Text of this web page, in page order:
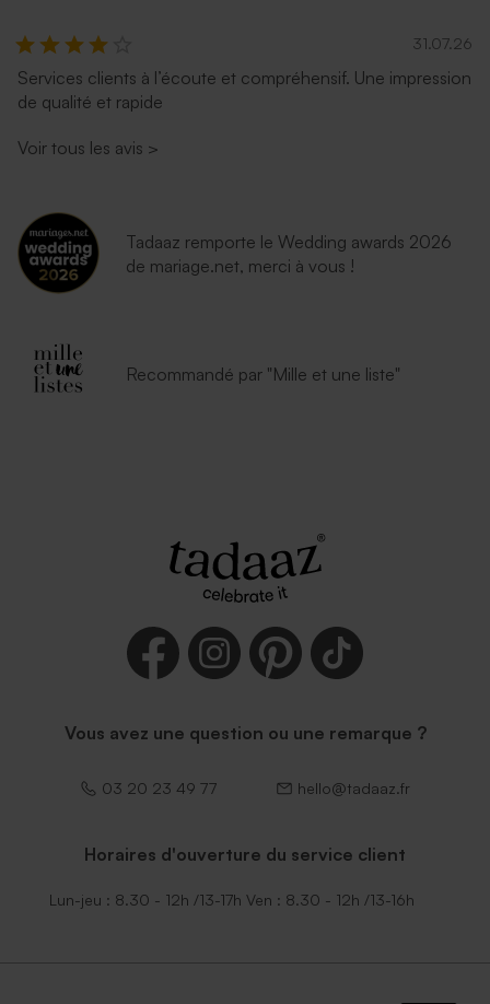
Enveloppe rose pâle
Enveloppe crème
Enveloppe dorée rectangle
Enveloppe bleu ciel
31.07.26
Services clients à l’écoute et compréhensif. Une impression
de qualité et rapide
Voir tous les avis >
Tadaaz remporte le Wedding awards 2026
de mariage.net, merci à vous !
Recommandé par "Mille et une liste"
Vous avez une question ou une remarque ?
03 20 23 49 77 hello@tadaaz.fr
Horaires d'ouverture du service client
Lun-jeu : 8.30 - 12h /13-17h Ven : 8.30 - 12h /13-16h